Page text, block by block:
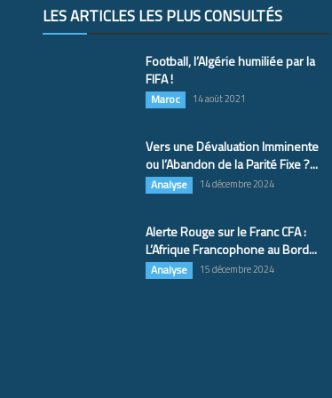
LES ARTICLES LES PLUS CONSULTÉS
Football, l’Algérie humiliée par la
FIFA !
Maroc 14 août 2021
Vers une Dévaluation Imminente
ou l’Abandon de la Parité Fixe ?...
Analyse 14 décembre 2024
Alerte Rouge sur le Franc CFA :
L’Afrique Francophone au Bord...
Analyse 15 décembre 2024